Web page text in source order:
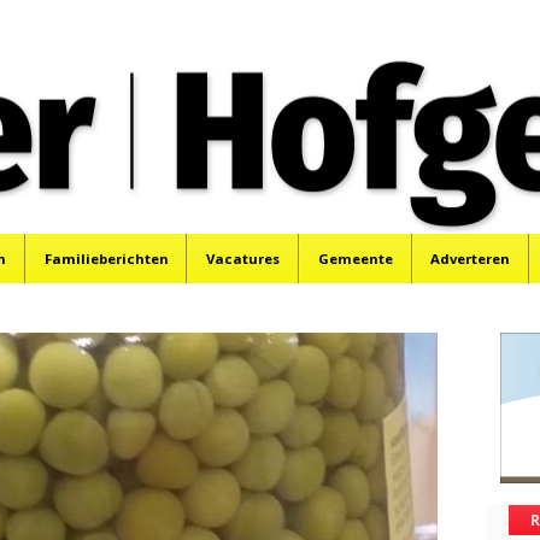
Familieberichten Vacatures Gemeente Adverteren